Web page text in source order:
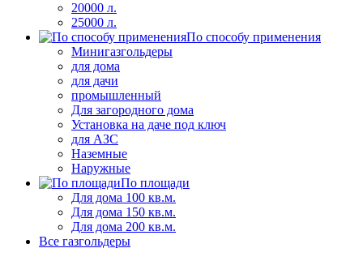
20000 л.
25000 л.
По способу применения
Минигазгольдеры
для дома
для дачи
промышленный
Для загородного дома
Установка на даче под ключ
для АЗС
Наземные
Наружные
По площади
Для дома 100 кв.м.
Для дома 150 кв.м.
Для дома 200 кв.м.
Все газгольдеры